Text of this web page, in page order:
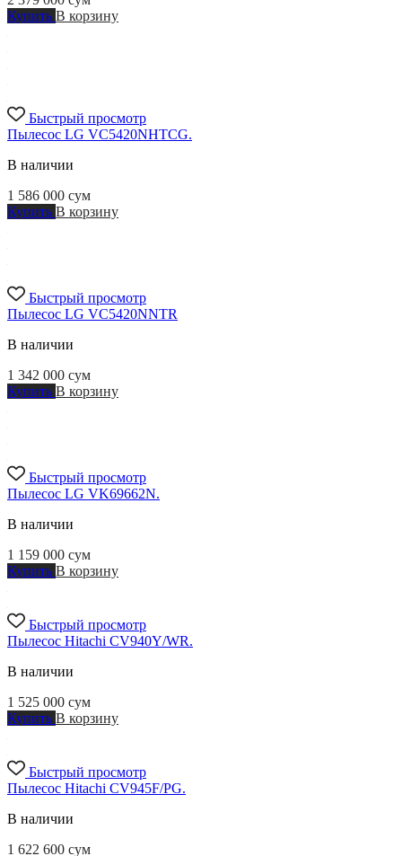
Купить В корзину
Быстрый просмотр
Пылесос LG VC5420NHTCG.
В наличии
1 586 000 сум
Купить В корзину
Быстрый просмотр
Пылесос LG VC5420NNTR
В наличии
1 342 000 сум
Купить В корзину
Быстрый просмотр
Пылесос LG VK69662N.
В наличии
1 159 000 сум
Купить В корзину
Быстрый просмотр
Пылесос Hitachi CV940Y/WR.
В наличии
1 525 000 сум
Купить В корзину
Быстрый просмотр
Пылесос Hitachi CV945F/PG.
В наличии
1 622 600 сум